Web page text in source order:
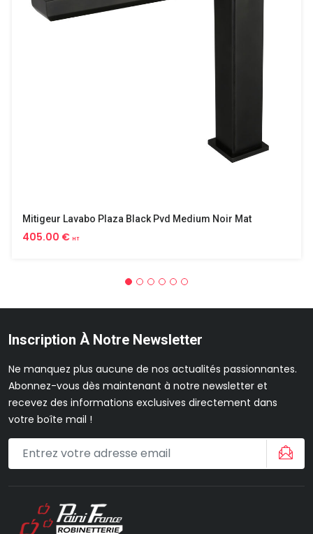
Mitigeur Lavabo Plaza Black Pvd Medium Noir Mat
405.00 € HT
Inscription À Notre Newsletter
Ne manquez plus aucune de nos actualités passionnantes.
Abonnez-vous dès maintenant à notre newsletter et
recevez des informations exclusives directement dans
votre boîte mail !